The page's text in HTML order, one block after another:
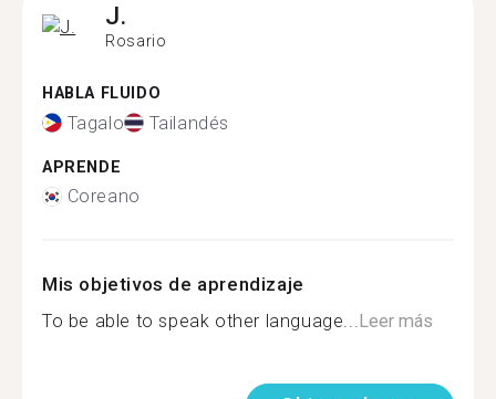
J.
Rosario
HABLA FLUIDO
Tagalo Tailandés
APRENDE
Coreano
Mis objetivos de aprendizaje
To be able to speak other language...Leer más